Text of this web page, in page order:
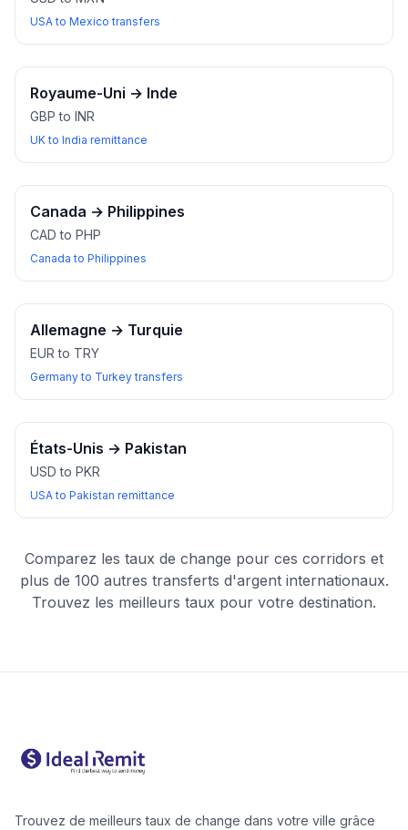
USA to Mexico transfers
Royaume-Uni → Inde
GBP to INR
UK to India remittance
Canada → Philippines
CAD to PHP
Canada to Philippines
Allemagne → Turquie
EUR to TRY
Germany to Turkey transfers
États-Unis → Pakistan
USD to PKR
USA to Pakistan remittance
Comparez les taux de change pour ces corridors et
plus de 100 autres transferts d'argent internationaux.
Trouvez les meilleurs taux pour votre destination.
Trouvez de meilleurs taux de change dans votre ville grâce